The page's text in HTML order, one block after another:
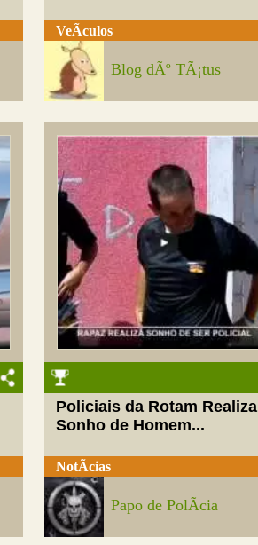
VeÃ­culos
Blog dÃº TÃ¡tus
Policiais da Rotam Realiza
Sonho de Homem...
NotÃ­cias
Papo de PolÃ­cia